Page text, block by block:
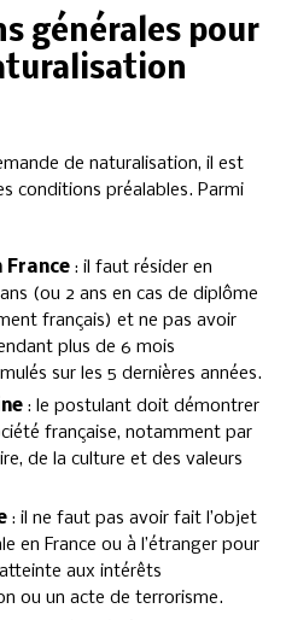
générales pour
de naturalisation, il est
conditions préalables. Parmi
France : il faut résider en
(ou 2 ans en cas de diplôme
français) et ne pas avoir
plus de 6 mois
sur les 5 dernières années.
: le postulant doit démontrer
française, notamment par
de la culture et des valeurs
: il ne faut pas avoir fait l’objet
en France ou à l’étranger pour
aux intérêts
ou un acte de terrorisme.